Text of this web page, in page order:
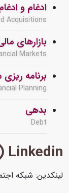
ادغام و
Acquisitions
بازارهای
Markets
برنامه ریزی
Planning
بدهی
Debt
Linkedin (لینکدین)
لینکدین: شبکه